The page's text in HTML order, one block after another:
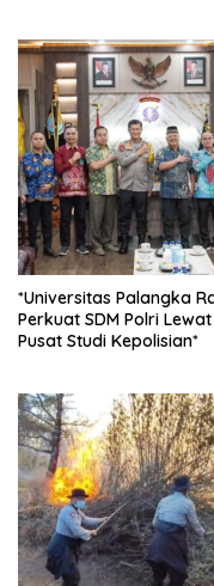
*Universitas Palangka
Perkuat SDM Polri Lewat
Pusat Studi Kepolisian*